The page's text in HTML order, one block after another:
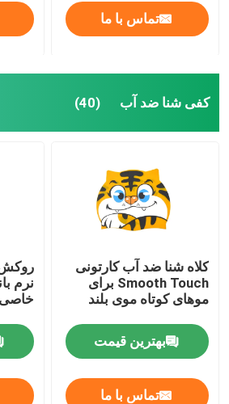
تماس با ما
کفی شنا ضد آب (40)
کلاه شنا ضد آب کارتونی
Smooth Touch برای
موهای کوتاه موی بلند
بهترین قیمت
تماس با ما
روکش
نرم
خاصی